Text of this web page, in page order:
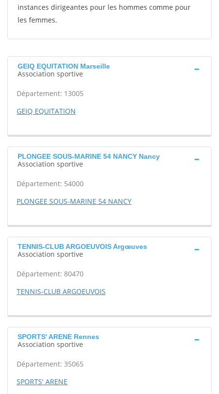
instances dirigeantes pour les hommes comme pour
les femmes.
GEIQ EQUITATION Marseille
Association sportive
Département: 13005
GEIQ EQUITATION
PLONGEE SOUS-MARINE 54 NANCY Nancy
Association sportive
Département: 54000
PLONGEE SOUS-MARINE 54 NANCY
TENNIS-CLUB ARGOEUVOIS Argœuves
Association sportive
Département: 80470
TENNIS-CLUB ARGOEUVOIS
SPORTS' ARENE Rennes
Association sportive
Département: 35065
SPORTS' ARENE